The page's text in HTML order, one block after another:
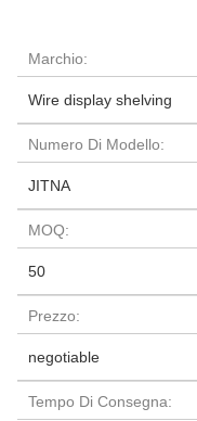
Marchio:
Wire display shelving
Numero Di Modello:
JITNA
MOQ:
50
Prezzo:
negotiable
Tempo Di Consegna: